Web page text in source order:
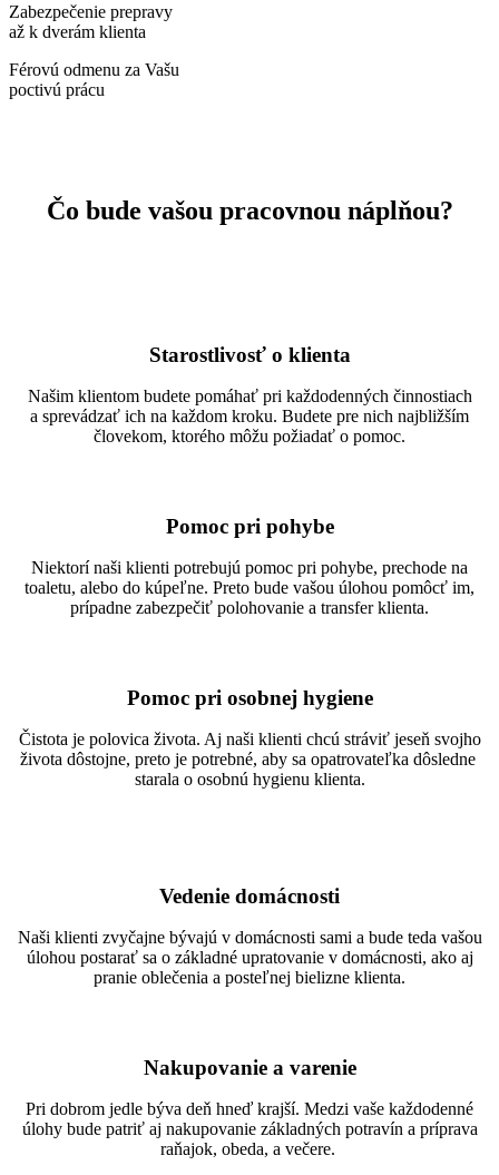
Zabezpečenie prepravy
až k dverám klienta
Férovú odmenu za Vašu
poctivú prácu
Čo bude vašou pracovnou náplňou?
Starostlivosť o klienta
Našim klientom budete pomáhať pri každodenných činnostiach
a sprevádzať ich na každom kroku. Budete pre nich najbližším
človekom, ktorého môžu požiadať o pomoc.
Pomoc pri pohybe
Niektorí naši klienti potrebujú pomoc pri pohybe, prechode na
toaletu, alebo do kúpeľne. Preto bude vašou úlohou pomôcť im,
prípadne zabezpečiť polohovanie a transfer klienta.
Pomoc pri osobnej hygiene
Čistota je polovica života. Aj naši klienti chcú stráviť jeseň svojho
života dôstojne, preto je potrebné, aby sa opatrovateľka dôsledne
starala o osobnú hygienu klienta.
Vedenie domácnosti
Naši klienti zvyčajne bývajú v domácnosti sami a bude teda vašou
úlohou postarať sa o základné upratovanie v domácnosti, ako aj
pranie oblečenia a posteľnej bielizne klienta.
Nakupovanie a varenie
Pri dobrom jedle býva deň hneď krajší. Medzi vaše každodenné
úlohy bude patriť aj nakupovanie základných potravín a príprava
raňajok, obeda, a večere.